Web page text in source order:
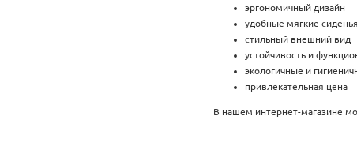
эргономичный дизайн
удобные мягкие сиденья
стильный внешний вид
устойчивость и
экологичные и
привлекательная цена
В нашем интернет-магазине